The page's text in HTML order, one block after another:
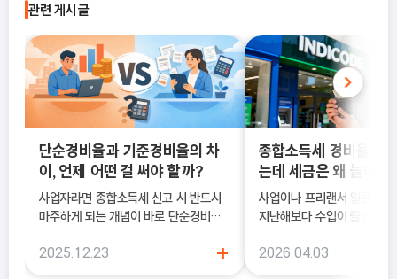
관련 게시글
단순경비율과 기준경비율의 차
이, 언제 어떤 걸 써야 할까?
사업자라면 종합소득세 신고 시 반드시
마주하게 되는 개념이 바로 단순경비율
에서는 이 두 가지의 차이를 정확히 이해
2025.12.23 +
종합소득세 경비율, 수
는데 세금은 왜 늘어날
사업이나 프리랜서 일을 하
지난해보다 수입이 줄었는
더 늘어난 것처럼 느껴질 때
2026.04.03